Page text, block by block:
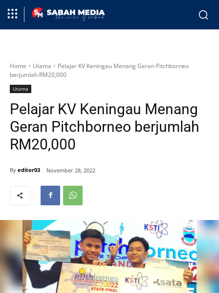
Home Utama
Pelajar KV Keningau Menang Geran Pitchborneo
berjumlah RM20,000
Utama
Pelajar KV Keningau Menang
Geran Pitchborneo berjumlah
RM20,000
By editor03 November 28, 2022